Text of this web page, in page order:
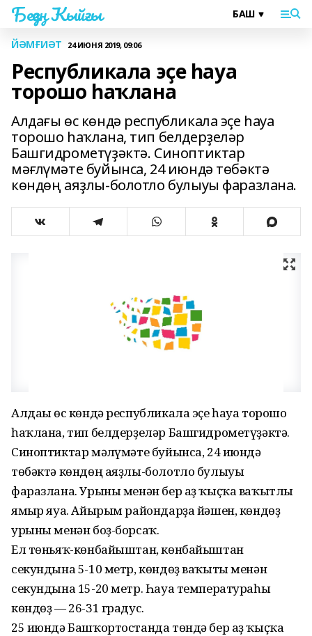
Беҙҙең Ҡыйғы
ЙӘМҒИӘТ 24 ИЮНЯ 2019, 09:06
Республикала эҫе һауа
торошо һаҡлана
Алдағы өс көндә республикала эҫе һауа
торошо һаҡлана, тип белдерҙеләр
Башгидрометүҙәктә. Синоптиктар
мәғлүмәте буйынса, 24 июндә төбәктә
көндөң аяҙлы-болотло булыуы фаразлана.
Алдағы өс көндә республикала эҫе һауа торошо
һаҡлана, тип белдерҙеләр Башгидрометүҙәктә.
Синоптиктар мәғлүмәте буйынса, 24 июндә
төбәктә көндөң аяҙлы-болотло булыуы
фаразлана. Урыны менән бер аҙ ҡыҫҡа ваҡытлы
ямғыр яуа. Айырым райондарҙа йәшен, көндөҙ
урыны менән боҙ-борсаҡ.
Ел төньяҡ-көнбайыштан, көнбайыштан
секундына 5-10 метр, көндөҙ ваҡыты менән
секундына 15-20 метр. Һауа температураһы
көндөҙ — 26-31 градус.
25 июндә Башҡортостанда төндә бер аҙ ҡыҫҡа